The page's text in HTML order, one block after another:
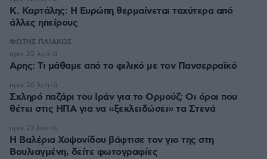
Κ. Καρτάλης: Η Ευρώπη θερμαίνεται ταχύτερα από
άλλες ηπείρους
ΦΩΤΗΣ ΠΛΙΑΚΟΣ
Αρης: Τι μάθαμε από το φιλικό με τον Πανσερραϊκό
πριν 23 λεπτά
Σκληρό παζάρι του Ιράν για το Ορμούζ: Οι όροι που
θέτει στις ΗΠΑ για να «ξεκλειδώσει» τα Στενά
πριν 26 λεπτά
Η Βαλέρια Χοψονίδου βάφτισε τον γιο της στη
Βουλιαγμένη, δείτε φωτογραφίες
πριν 27 λεπτά